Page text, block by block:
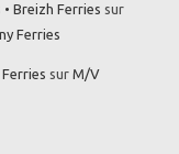
Breizh Ferries sur
Ferries
surM/V